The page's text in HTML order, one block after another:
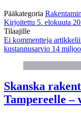
Pääkategoria
Kirjoitettu 5. elokuuta
Tilaajille
Ei kommentteja
kustannusarvio 14
Skanska
Tampereelle –